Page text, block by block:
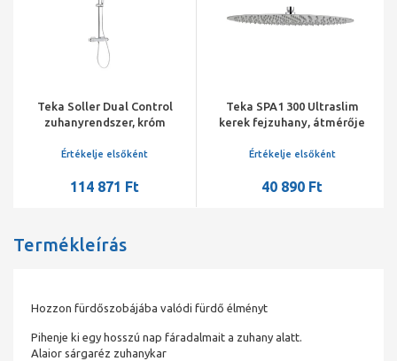
Teka Soller Dual Control
zuhanyrendszer, króm
Értékelje elsőként
114 871 Ft
Teka SPA1 300 Ultraslim
kerek fejzuhany, átmérője
Értékelje elsőként
40 890 Ft
Termékleírás
Hozzon fürdőszobájába valódi fürdő élményt
Pihenje ki egy hosszú nap fáradalmait a zuhany alatt.
Alaior sárgaréz zuhanykar